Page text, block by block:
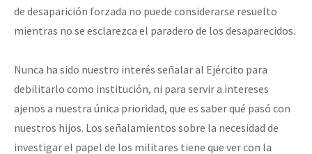
de desaparición forzada no puede considerarse resuelto
mientras no se esclarezca el paradero de los desaparecidos.
Nunca ha sido nuestro interés señalar al Ejército para
debilitarlo como institución, ni para servir a intereses
ajenos a nuestra única prioridad, que es saber qué pasó con
nuestros hijos. Los señalamientos sobre la necesidad de
investigar el papel de los militares tiene que ver con la